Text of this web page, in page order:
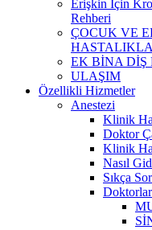
Erişkin İçin
Rehberi
ÇOCUK VE
EK BİNA DİŞ
ULAŞIM
Özellikli Hizmetler
Anestezi
Klinik
Doktor
Klinik
Nasıl
Sıkça